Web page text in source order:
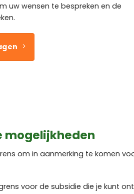
uw wensen te bespreken en de
mogelijkheden
om in aanmerking te komen
voor de subsidie die je kunt